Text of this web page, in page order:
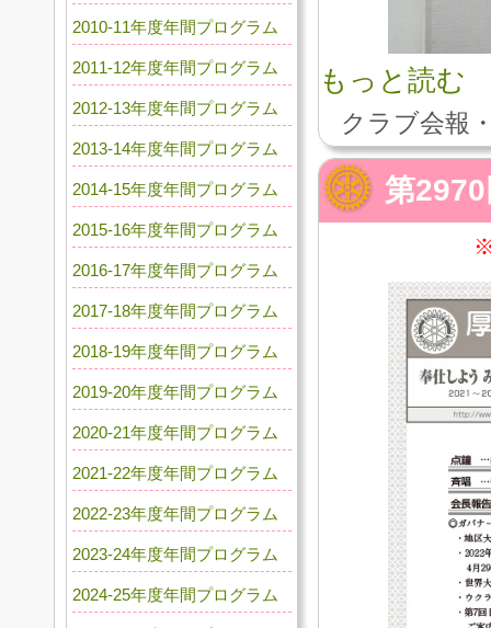
もっと読む
クラブ会報
第
2010-11年度年間プログラム
2011-12年度年間プログラム
2012-13年度年間プログラム
2013-14年度年間プログラム
2014-15年度年間プログラム
2015-16年度年間プログラム
2016-17年度年間プログラム
2017-18年度年間プログラム
2018-19年度年間プログラム
2019-20年度年間プログラム
2020-21年度年間プログラム
2021-22年度年間プログラム
2022-23年度年間プログラム
2023-24年度年間プログラム
2024-25年度年間プログラム